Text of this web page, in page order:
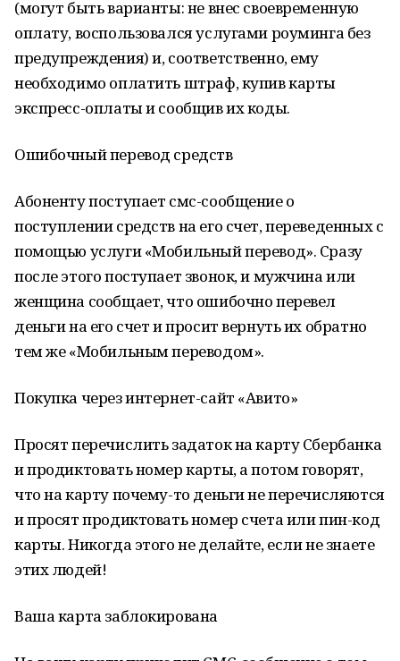
(могут быть варианты: не внес своевременную
оплату, воспользовался услугами роуминга без
предупреждения) и, соответственно, ему
необходимо оплатить штраф, купив карты
экспресс-оплаты и сообщив их коды.
Ошибочный перевод средств
Абоненту поступает смс-сообщение о
поступлении средств на его счет, переведенных с
помощью услуги «Мобильный перевод». Сразу
после этого поступает звонок, и мужчина или
женщина сообщает, что ошибочно перевел
деньги на его счет и просит вернуть их обратно
тем же «Мобильным переводом».
Покупка через интернет-сайт «Авито»
Просят перечислить задаток на карту Сбербанка
и продиктовать номер карты, а потом говорят,
что на карту почему-то деньги не перечисляются
и просят продиктовать номер счета или пин-код
карты. Никогда этого не делайте, если не знаете
этих людей!
Ваша карта заблокирована